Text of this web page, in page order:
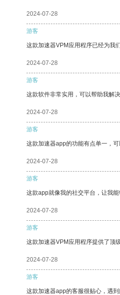
2024-07-28
游客
这款加速器VPM应用程序已经为我
2024-07-28
游客
这款软件非常实用，可以帮助我解
2024-07-28
游客
这款加速器app的功能有点单一，
2024-07-28
游客
这款app就像我的社交平台，让我能
2024-07-28
游客
这款加速器VPM应用程序提供了顶
2024-07-28
游客
这款加速器app的客服很贴心，遇